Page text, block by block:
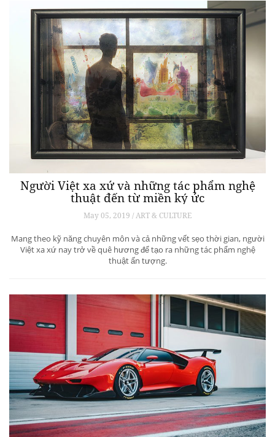
Người Việt xa xứ và những tác phẩm nghệ
thuật đến từ miền ký ức
May 05, 2019 / ART & CULTURE
Mang theo kỹ năng chuyên môn và cả những vết sẹo thời gian, người
Việt xa xứ nay trở về quê hương để tạo ra những tác phẩm nghệ
thuật ấn tượng.